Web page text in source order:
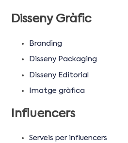
Disseny Gràfic
Branding
Disseny Packaging
Disseny Editorial
Imatge gràfica
Influencers
Serveis per influencers